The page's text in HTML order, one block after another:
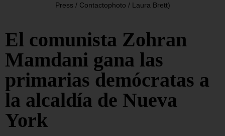
Press / Contactophoto / Laura Brett)
El comunista Zohran
Mamdani gana las
primarias demócratas a
la alcaldía de Nueva
York